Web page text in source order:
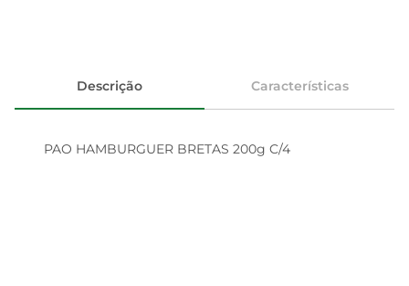
Descrição Características
PAO HAMBURGUER BRETAS 200g C/4